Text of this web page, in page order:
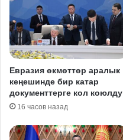
Евразия өкмөттөр аралык
кеңешинде бир катар
документтерге кол коюлду
16 часов назад